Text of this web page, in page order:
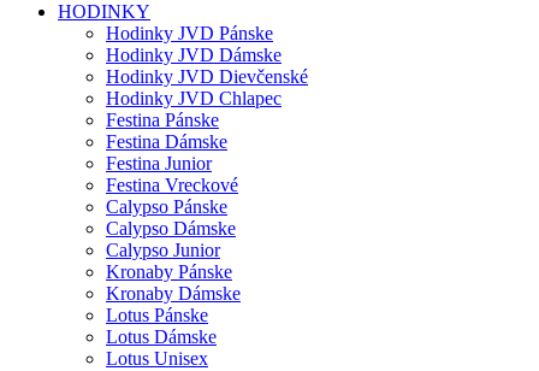
HODINKY
Hodinky JVD Pánske
Hodinky JVD Dámske
Hodinky JVD Dievčenské
Hodinky JVD Chlapec
Festina Pánske
Festina Dámske
Festina Junior
Festina Vreckové
Calypso Pánske
Calypso Dámske
Calypso Junior
Kronaby Pánske
Kronaby Dámske
Lotus Pánske
Lotus Dámske
Lotus Unisex